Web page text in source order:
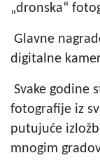
„dronska“
Glavne
digitalne
Svake godine
fotografije iz
putujuće
mnogim